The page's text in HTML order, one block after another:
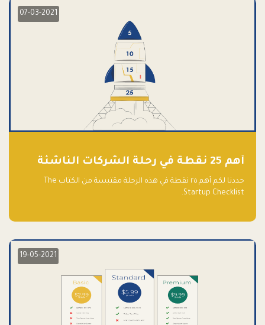
07-03-2021
أهم 25 نقطة في رحلة الشركات الناشئة
حددنا لكم أهم ٢٥ نقطة في هذه الرحلة مقتبسة من الكتاب The
Startup Checklist.
19-05-2021